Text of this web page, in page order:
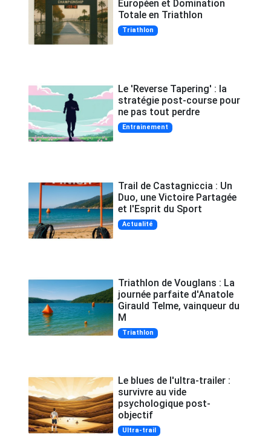
Européen et Domination
Totale en Triathlon
Triathlon
Le 'Reverse Tapering' : la
stratégie post-course pour
ne pas tout perdre
Entrainement
Trail de Castagniccia : Un
Duo, une Victoire Partagée
et l'Esprit du Sport
Actualité
Triathlon de Vouglans : La
journée parfaite d'Anatole
Girauld Telme, vainqueur du
M
Triathlon
Le blues de l'ultra-trailer :
survivre au vide
psychologique post-
objectif
Ultra-trail